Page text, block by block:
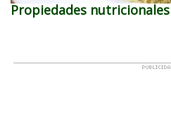
Propiedades